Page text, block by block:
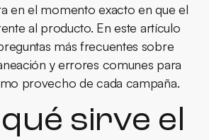
en el momento exacto en que el
al producto. En este artículo
más frecuentes sobre
y errores comunes para
provecho de cada campaña.
sirve el